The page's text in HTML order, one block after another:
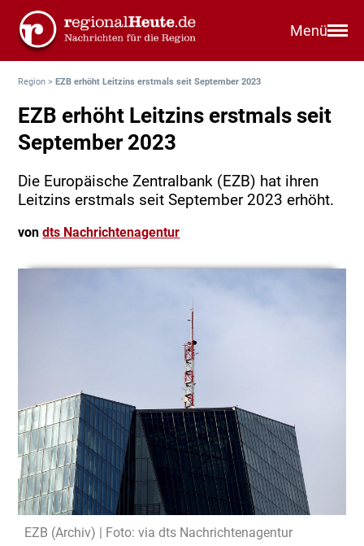
Menü
Region >EZB erhöht Leitzins erstmals seit September 2023
EZB erhöht Leitzins erstmals seit
September 2023
Die Europäische Zentralbank (EZB) hat ihren
Leitzins erstmals seit September 2023 erhöht.
vondts Nachrichtenagentur
EZB (Archiv) | Foto: via dts Nachrichtenagentur